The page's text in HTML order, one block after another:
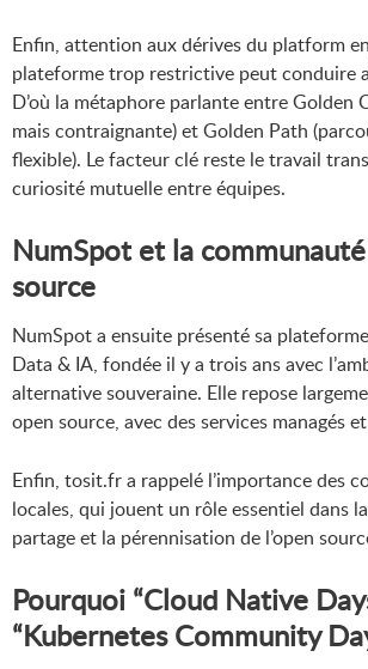
Enfin, attention aux dérives du platform
plateforme trop restrictive peut conduire
D’où la métaphore parlante entre Golden
mais contraignante) et Golden Path
flexible). Le facteur clé reste le travail
curiosité mutuelle entre équipes.
NumSpot et la
source
NumSpot a ensuite présenté sa
Data & IA, fondée il y a trois ans avec
alternative souveraine. Elle repose
open source, avec des services managés
Enfin, tosit.fr a rappelé l’importance des
locales, qui jouent un rôle essentiel dans
partage et la pérennisation de l’open
Pourquoi “Cloud Native
“Kubernetes Community